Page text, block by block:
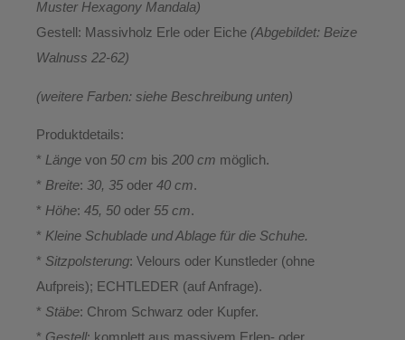
Muster Hexagony Mandala)
Gestell: Massivholz Erle oder Eiche (Abgebildet: Beize
Walnuss 22-62)
(weitere Farben: siehe Beschreibung unten)
Produktdetails:
* Länge von 50 cm bis 200 cm möglich.
* Breite: 30, 35 oder 40 cm.
* Höhe: 45, 50 oder 55 cm.
* Kleine Schublade und Ablage für die Schuhe.
* Sitzpolsterung: Velours oder Kunstleder (ohne
Aufpreis); ECHTLEDER (auf Anfrage).
* Stäbe: Chrom Schwarz oder Kupfer.
* Gestell: komplett aus massivem Erlen- oder